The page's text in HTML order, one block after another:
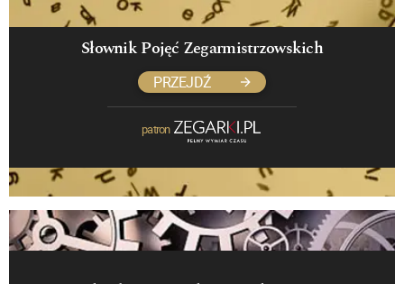
Słownik Pojęć Zegarmistrzowskich
PRZEJDŹ
patron